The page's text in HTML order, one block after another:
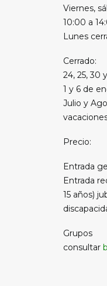
Viernes,
10:00 a
Lunes
Cerrado:
24, 25, 30
1 y 6 de
Julio y
Precio:
Entrada
Entrada
15 años)
Grupos
consultar